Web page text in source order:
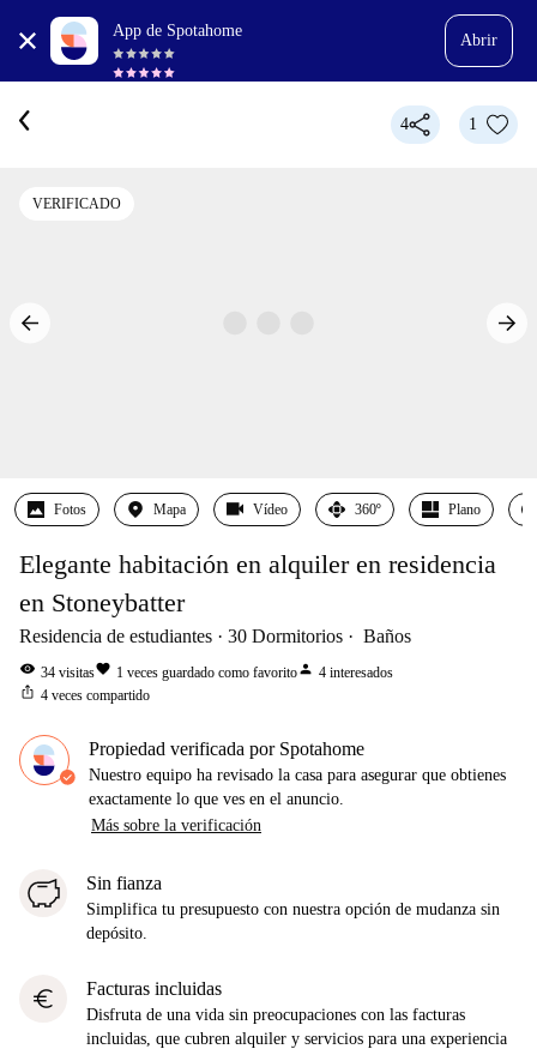
App de Spotahome
Abrir
4 1
VERIFICADO
Fotos Mapa Vídeo 360º Plano
Elegante habitación en alquiler en residencia
en Stoneybatter
Residencia de estudiantes 30 Dormitorios Baños
visibility 34 visitasfavorite 1 veces guardado como favoritoperson 4 interesados
ios_share 4 veces compartido
Propiedad verificada por Spotahome
Nuestro equipo ha revisado la casa para asegurar que obtienes
exactamente lo que ves en el anuncio.
Más sobre la verificación
Sin fianza
Simplifica tu presupuesto con nuestra opción de mudanza sin
depósito.
euro Facturas incluidas
Disfruta de una vida sin preocupaciones con las facturas
incluidas, que cubren alquiler y servicios para una experiencia